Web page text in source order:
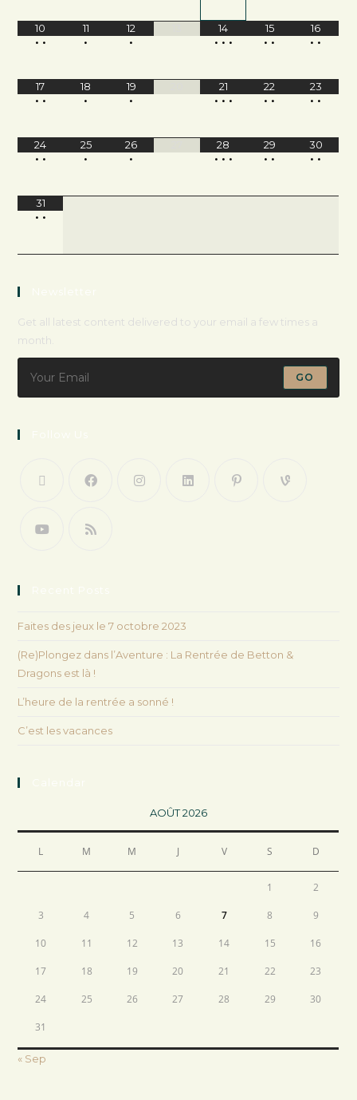
10
• •
11
•
12
•
14
• • •
15
• •
16
• •
17
• •
18
•
19
•
21
• • •
22
• •
23
• •
24
• •
25
•
26
•
28
• • •
29
• •
30
• •
31
• •
Get all latest content delivered to your email a few times a
month.
GO
Faites des jeux le 7 octobre 2023
(Re)Plongez dans l’Aventure : La Rentrée de Betton &
Dragons est là !
L’heure de la rentrée a sonné !
C’est les vacances
AOÛT 2026
L M M J V S D
1 2
3 4 5 6 7 8 9
10 11 12 13 14 15 16
17 18 19 20 21 22 23
24 25 26 27 28 29 30
31
« Sep